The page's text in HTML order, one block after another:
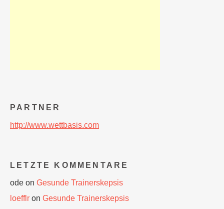
PARTNER
http://www.wettbasis.com
LETZTE KOMMENTARE
ode on Gesunde Trainerskepsis
loefflr on Gesunde Trainerskepsis